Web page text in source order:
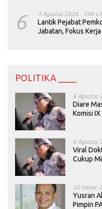
6 4 Agustus 2026 240
Lantik Pejabat
Jabatan, Fokus Kerja
POLITIKA ____
8 Agustus
Diare
Komisi
6 Agustus
Viral
Cukup
30 Maret
Yusran
Pimpin